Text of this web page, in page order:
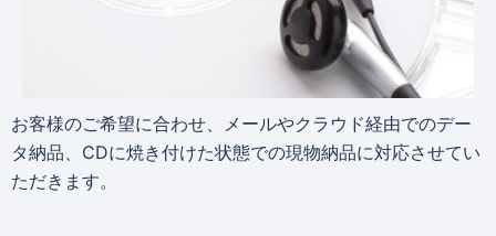
お客様のご希望に合わせ、メールやクラウド経由でのデー
タ納品、CDに焼き付けた状態での現物納品に対応させてい
ただきます。